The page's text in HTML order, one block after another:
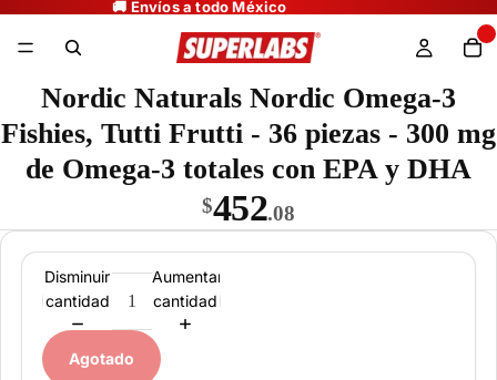
Nordic Naturals Nordic Omega-3
Fishies, Tutti Frutti - 36 piezas - 300 mg
de Omega-3 totales con EPA y DHA
$452.08
Disminuir
cantidad
Aumentar
cantidad
Agotado